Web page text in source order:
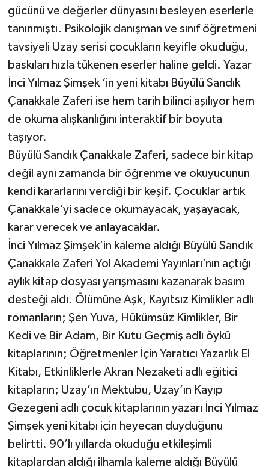
gücünü ve değerler dünyasını besleyen eserlerle
tanınmıştı. Psikolojik danışman ve sınıf öğretmeni
tavsiyeli Uzay serisi çocukların keyifle okuduğu,
baskıları hızla tükenen eserler haline geldi. Yazar
İnci Yılmaz Şimşek ‘in yeni kitabı Büyülü Sandık
Çanakkale Zaferi ise hem tarih bilinci aşılıyor hem
de okuma alışkanlığını interaktif bir boyuta
taşıyor.
Büyülü Sandık Çanakkale Zaferi, sadece bir kitap
değil aynı zamanda bir öğrenme ve okuyucunun
kendi kararlarını verdiği bir keşif. Çocuklar artık
Çanakkale’yi sadece okumayacak, yaşayacak,
karar verecek ve anlayacaklar.
İnci Yılmaz Şimşek’in kaleme aldığı Büyülü Sandık
Çanakkale Zaferi Yol Akademi Yayınları’nın açtığı
aylık kitap dosyası yarışmasını kazanarak basım
desteği aldı. Ölümüne Aşk, Kayıtsız Kimlikler adlı
romanların; Şen Yuva, Hükümsüz Kimlikler, Bir
Kedi ve Bir Adam, Bir Kutu Geçmiş adlı öykü
kitaplarının; Öğretmenler İçin Yaratıcı Yazarlık El
Kitabı, Etkinliklerle Akran Nezaketi adlı eğitici
kitapların; Uzay’ın Mektubu, Uzay’ın Kayıp
Gezegeni adlı çocuk kitaplarının yazarı İnci Yılmaz
Şimşek yeni kitabı için heyecan duyduğunu
belirtti. 90’lı yıllarda okuduğu etkileşimli
kitaplardan aldığı ilhamla kaleme aldığı Büyülü
Spor
Ulusal
Yaşam